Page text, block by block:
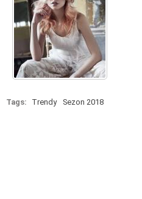
Tags: Trendy Sezon 2018